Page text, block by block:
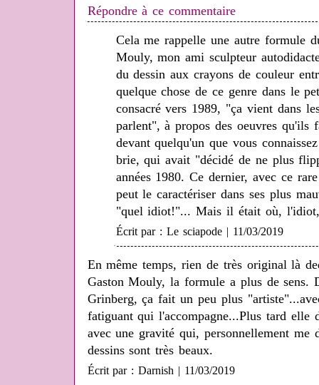
Répondre à ce commentaire
Cela me rappelle une autre formule
Mouly, mon ami sculpteur
du dessin aux crayons de couleur
quelque chose de ce genre dans le
consacré vers 1989, "ça vient dans
parlent", à propos des oeuvres qu'ils
devant quelqu'un que vous
brie, qui avait "décidé de ne plus
années 1980. Ce dernier, avec ce
peut le caractériser dans ses plus
"quel idiot!"... Mais il était où, l'idiot,
Écrit par : Le sciapode | 11/03/2019
En même temps, rien de très original là
Gaston Mouly, la formule a plus de sens.
Grinberg, ça fait un peu plus
fatiguant qui l'accompagne...Plus tard elle
avec une gravité qui, personnellement me
dessins sont très beaux.
Écrit par : Darnish | 11/03/2019